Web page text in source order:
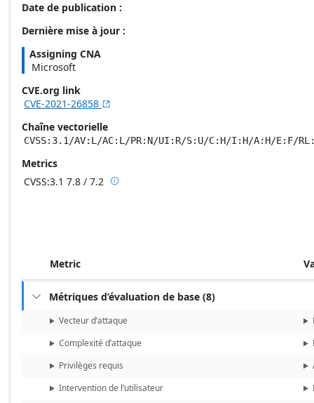
Date de publication :
Dernière mise à jour :
Assigning CNA
Microsoft
CVE.org link
CVE-2021-26858 
Chaîne vectorielle
CVSS:3.1/AV:L/AC:L/PR:N/UI:R/S:U/C:H/I:H/A:H/E:F/
Metrics
CVSS:3.1 7.8 / 7.2 Base score metrics: 7.8 / Temporal score
Metric
 Métriques d’évaluation de base (8)
Vecteur d’attaque
Complexité d’attaque
Privilèges requis
Intervention de l’utilisateur